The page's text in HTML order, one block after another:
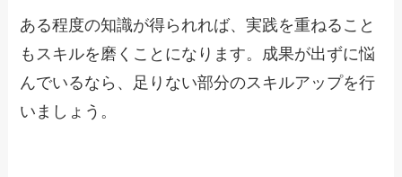
ある程度の知識が得られれば、実践を重ねること
もスキルを磨くことになります。成果が出ずに悩
んでいるなら、足りない部分のスキルアップを行
いましょう。